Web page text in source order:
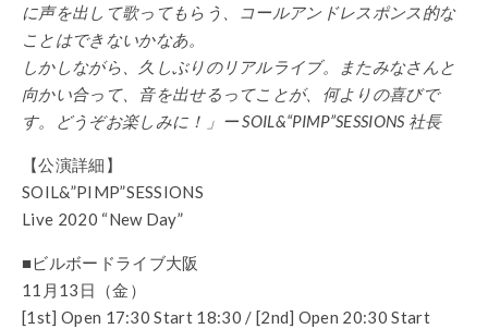
に声を出して歌ってもらう、コールアンドレスポンス的な
ことはできないかなあ。
しかしながら、久しぶりのリアルライブ。またみなさんと
向かい合って、音を出せるってことが、何よりの喜びで
す。
どうぞお楽しみに！」ー SOIL&“PIMP”SESSIONS 社長
【公演詳細】
SOIL&”PIMP”SESSIONS
Live 2020 “New Day”
■ビルボードライブ大阪
11月13日（金）
[1st] Open 17:30 Start 18:30 / [2nd] Open 20:30 Start